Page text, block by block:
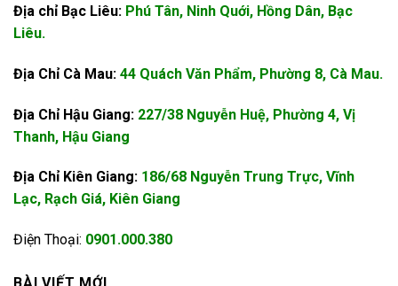
Địa chỉ Bạc Liêu: Phú Tân, Ninh Quới, Hồng Dân, Bạc
Liêu.
Địa Chỉ Cà Mau: 44 Quách Văn Phẩm, Phường 8, Cà Mau.
Địa Chỉ Hậu Giang: 227/38 Nguyễn Huệ, Phường 4, Vị
Thanh, Hậu Giang
Địa Chỉ Kiên Giang: 186/68 Nguyễn Trung Trực, Vĩnh
Lạc, Rạch Giá, Kiên Giang
Điện Thoại: 0901.000.380